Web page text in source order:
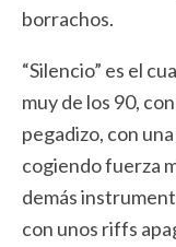
borrachos.
“Silencio” es el
muy de los 90,
pegadizo, con
cogiendo fuerza
demás
con unos riffs